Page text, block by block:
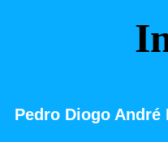
Pedro Diogo André